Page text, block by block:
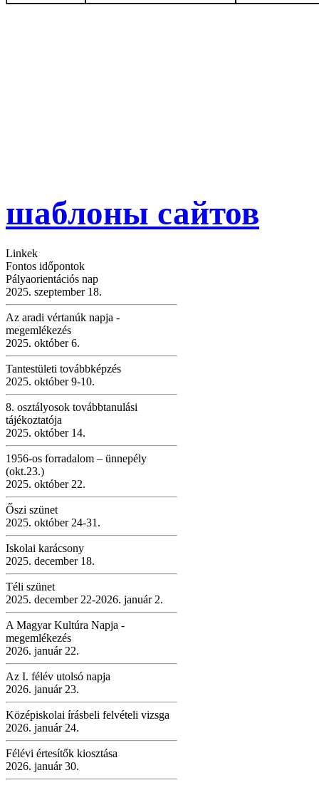
шаблоны сайтов
Linkek
Fontos időpontok
Pályaorientációs nap
2025. szeptember 18.
Az aradi vértanúk napja -
megemlékezés
2025. október 6.
Tantestületi továbbképzés
2025. október 9-10.
8. osztályosok továbbtanulási
tájékoztatója
2025. október 14.
1956-os forradalom – ünnepély
(okt.23.)
2025. október 22.
Őszi szünet
2025. október 24-31.
Iskolai karácsony
2025. december 18.
Téli szünet
2025. december 22-2026. január 2.
A Magyar Kultúra Napja -
megemlékezés
2026. január 22.
Az I. félév utolsó napja
2026. január 23.
Középiskolai írásbeli felvételi vizsga
2026. január 24.
Félévi értesítők kiosztása
2026. január 30.